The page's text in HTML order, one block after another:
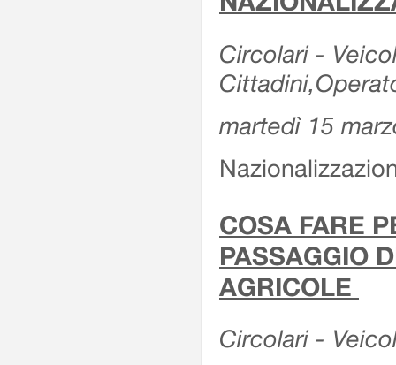
Circolari -
martedì 15
COSA FARE
PASSAGGIO
AGRICOLE
Circolari -